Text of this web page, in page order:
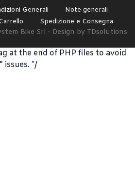
Generali
Note generali
Spedizione e Consegna
Bike Srl - Design by TDsolutions
at the end of PHP files to avoid
issues. */